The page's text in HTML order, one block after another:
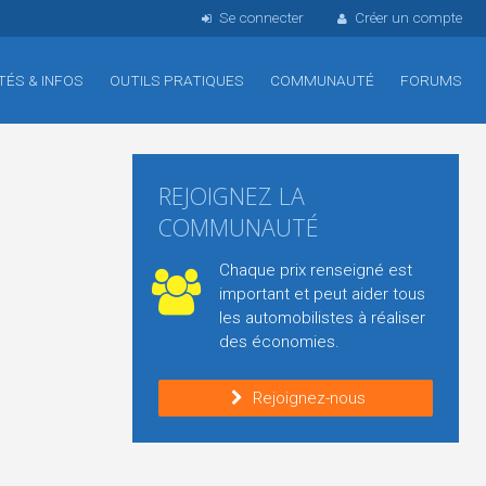
Se connecter Créer un compte
& INFOS OUTILS PRATIQUES COMMUNAUTÉ FORUMS
REJOIGNEZ LA
COMMUNAUTÉ
Chaque prix renseigné est
important et peut aider tous
les automobilistes à réaliser
des économies.
Rejoignez-nous